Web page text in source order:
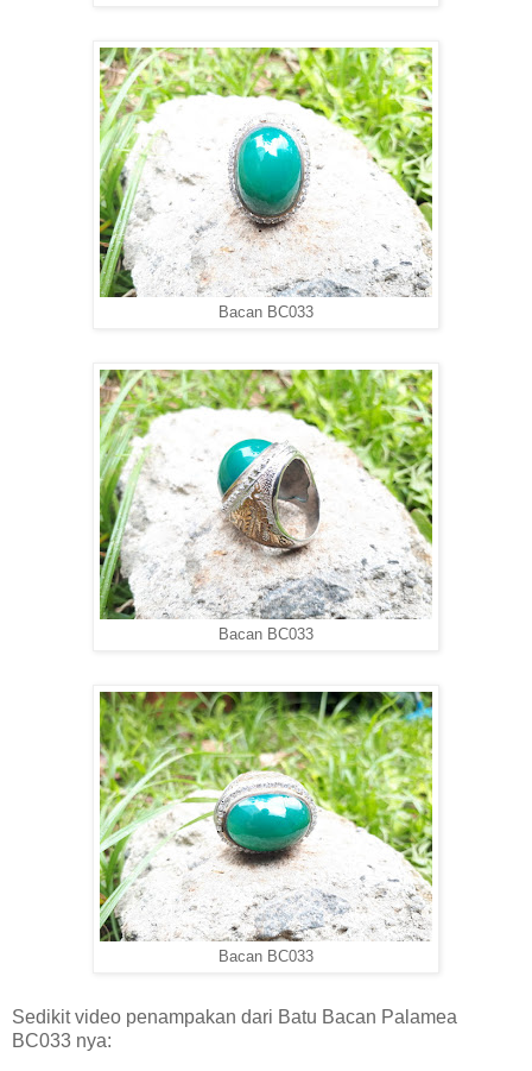
Bacan BC033
Bacan BC033
Bacan BC033
Sedikit video penampakan dari Batu Bacan Palamea
BC033 nya: